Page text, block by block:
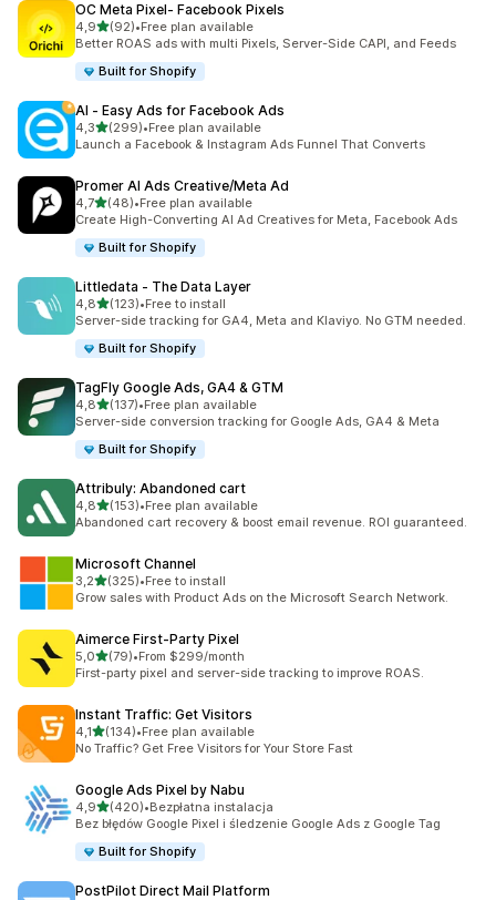
OC Meta Pixel‑ Facebook Pixels
4,9na 5 gwiazdek
(92)
Łączna liczba recenzji: 92
•Free plan available
Better ROAS ads with multi Pixels, Server-Side CAPI, and Feeds
Built for Shopify
AI ‑ Easy Ads for Facebook Ads
4,3na 5 gwiazdek
(299)
Łączna liczba recenzji: 299
•Free plan available
Launch a Facebook & Instagram Ads Funnel That Converts
Promer AI Ads Creative/Meta Ad
4,7na 5 gwiazdek
(48)
Łączna liczba recenzji: 48
•Free plan available
Create High-Converting AI Ad Creatives for Meta, Facebook Ads
Built for Shopify
Littledata ‑ The Data Layer
4,8na 5 gwiazdek
(123)
Łączna liczba recenzji: 123
•Free to install
Server-side tracking for GA4, Meta and Klaviyo. No GTM needed.
Built for Shopify
TagFly Google Ads, GA4 & GTM
4,8na 5 gwiazdek
(137)
Łączna liczba recenzji: 137
•Free plan available
Server-side conversion tracking for Google Ads, GA4 & Meta
Built for Shopify
Attribuly: Abandoned cart
4,8na 5 gwiazdek
(153)
Łączna liczba recenzji: 153
•Free plan available
Abandoned cart recovery & boost email revenue. ROI guaranteed.
Microsoft Channel
3,2na 5 gwiazdek
(325)
Łączna liczba recenzji: 325
•Free to install
Grow sales with Product Ads on the Microsoft Search Network.
Aimerce First‑Party Pixel
5,0na 5 gwiazdek
(79)
Łączna liczba recenzji: 79
•From $299/month
First-party pixel and server-side tracking to improve ROAS.
Instant Traffic: Get Visitors
4,1na 5 gwiazdek
(134)
Łączna liczba recenzji: 134
•Free plan available
No Traffic? Get Free Visitors for Your Store Fast
Google Ads Pixel by Nabu
4,9na 5 gwiazdek
(420)
Łączna liczba recenzji: 420
•Bezpłatna instalacja
Bez błędów Google Pixel i śledzenie Google Ads z Google Tag
Built for Shopify
PostPilot Direct Mail Platform